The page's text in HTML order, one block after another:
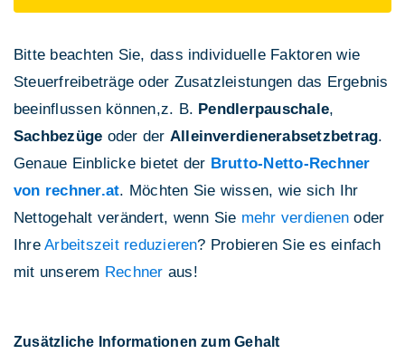
Bitte beachten Sie, dass individuelle Faktoren wie
Steuerfreibeträge oder Zusatzleistungen das Ergebnis
beeinflussen können,z. B. Pendlerpauschale,
Sachbezüge oder der Alleinverdienerabsetzbetrag.
Genaue Einblicke bietet der Brutto-Netto-Rechner
von rechner.at. Möchten Sie wissen, wie sich Ihr
Nettogehalt verändert, wenn Sie mehr verdienen oder
IhreArbeitszeit reduzieren? Probieren Sie es einfach
mit unserem Rechner aus!
Zusätzliche Informationen zum Gehalt